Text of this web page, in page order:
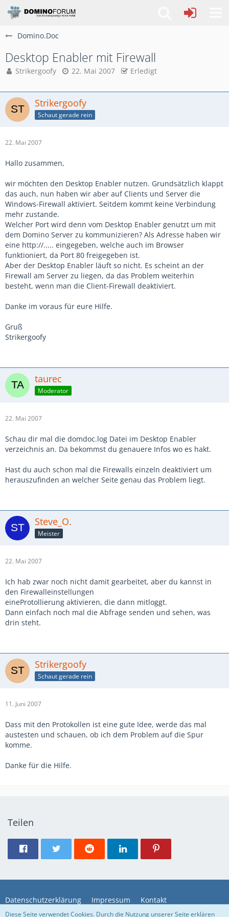
Domino.Doc
Desktop Enabler mit Firewall
Strikergoofy 22. Mai 2007 Erledigt
Strikergoofy
Schaut gerade rein
22. Mai 2007
Hallo zusammen,
wir möchten den Desktop Enabler nutzen. Grundsätzlich klappt
das auch, nun haben wir aber auf Clients und Server die
Windows-Firewall aktiviert. Seitdem kommt keine Verbindung
mehr zustande.
Welcher Port wird denn vom Desktop Enabler genutzt um mit
dem Domino Server zu kommunizieren? Als Adresse haben wir
eine http://..... eingegeben, welche auch im Browser
funktioniert, da Port 80 freigegeben ist.
Aber der Desktop Enabler läuft so nicht. Es scheint an der
Firewall am Server zu liegen, da das Problem weiterhin
besteht, wenn man die Client-Firewall deaktiviert.
Danke im voraus für eure Hilfe.
Gruß
Strikergoofy
taurec
Moderator
22. Mai 2007
Schau dir mal die domdoc.log Datei im Desktop Enabler
verzeichnis an. Da bekommst du genauere Infos wo es hakt.
Hast du auch schon mal die Firewalls einzeln deaktiviert um
herauszufinden an welcher Seite genau das Problem liegt.
Steve_O.
Meister
22. Mai 2007
Ich hab zwar noch nicht damit gearbeitet, aber du kannst in
den Firewalleinstellungen
eineProtollierung aktivieren, die dann mitloggt.
Dann einfach noch mal die Abfrage senden und sehen, was
drin steht.
Strikergoofy
Schaut gerade rein
11. Juni 2007
Dass mit den Protokollen ist eine gute Idee, werde das mal
austesten und schauen, ob ich dem Problem auf die Spur
komme.
Danke für die Hilfe.
Teilen
Datenschutzerklärung Impressum Kontakt
Diese Seite verwendet Cookies. Durch die Nutzung unserer Seite erklären